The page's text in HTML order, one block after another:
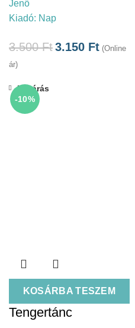
Jenő
Kiadó: Nap
3.500Ft3.150 Ft (Online
ár)
-10%
KOSÁRBA TESZEM
Bezárás
Tengertánc